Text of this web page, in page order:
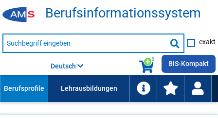
Be­rufs­in­for­ma­ti­ons­sys­tem
Suche
nach
Suche
starten
exakt
0
Deutsch BIS-Kompakt